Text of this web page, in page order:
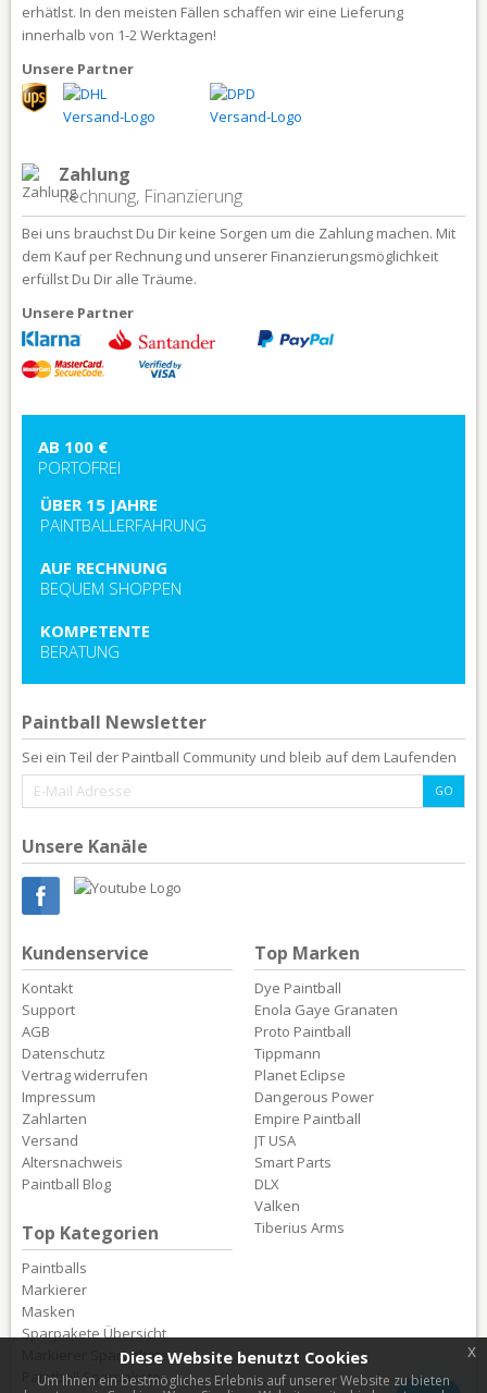
erhätlst. In den meisten Fällen schaffen wir eine Lieferung
innerhalb von 1-2 Werktagen!
Unsere Partner
Zahlung
Rechnung, Finanzierung
Bei uns brauchst Du Dir keine Sorgen um die Zahlung machen. Mit
dem Kauf per Rechnung und unserer Finanzierungsmöglichkeit
erfüllst Du Dir alle Träume.
Unsere Partner
AB 100 €
PORTOFREI
ÜBER 15 JAHRE
PAINTBALLERFAHRUNG
AUF RECHNUNG
BEQUEM SHOPPEN
KOMPETENTE
BERATUNG
Paintball Newsletter
Sei ein Teil der Paintball Community und bleib auf dem Laufenden
Unsere Kanäle
Kundenservice
Kontakt
Support
AGB
Datenschutz
Vertrag widerrufen
Impressum
Zahlarten
Versand
Altersnachweis
Paintball Blog
Top Kategorien
Paintballs
Markierer
Masken
Sparpakete Übersicht
Markierer Sparpakete
Paintball Sparpakete
Top Marken
Dye Paintball
Enola Gaye Granaten
Proto Paintball
Tippmann
Planet Eclipse
Dangerous Power
Empire Paintball
JT USA
Smart Parts
DLX
Valken
Tiberius Arms
Diese Website benutzt Cookies
Um Ihnen ein bestmögliches Erlebnis auf unserer Website zu bieten
x